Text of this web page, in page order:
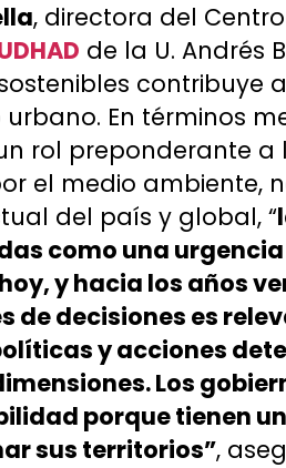
, directora del
de la U. Andrés
contribuye
En términos
rol preponderante a
el medio ambiente,
del país y global, “
como una
y hacia los años
de decisiones es
y acciones
Los
porque tienen
sus territorios”,